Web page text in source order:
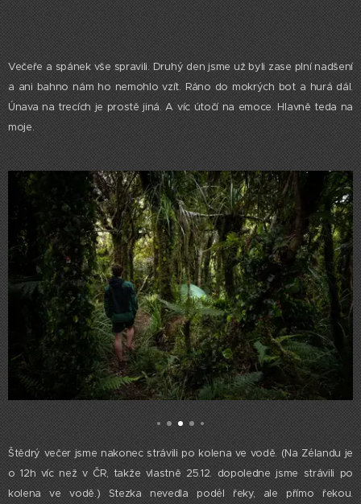
Večeře a spánek vše spravili. Druhý den jsme už byli zase plní nadšení
a ani bahno nám ho nemohlo vzít. Ráno do mokrých bot a hurá dál.
Únava na trecích je prostě jiná. A víc útočí na emoce. Hlavně teda na
moje.
Štědrý večer jsme nakonec strávili po kolena ve vodě. (Na Zélandu je
o 12h víc než v ČR, takže vlastně 25.12. dopoledne jsme strávili po
kolena ve vodě.) Stezka nevedla podél řeky, ale přímo řekou.